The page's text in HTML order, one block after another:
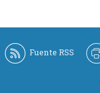
Fuente RSS